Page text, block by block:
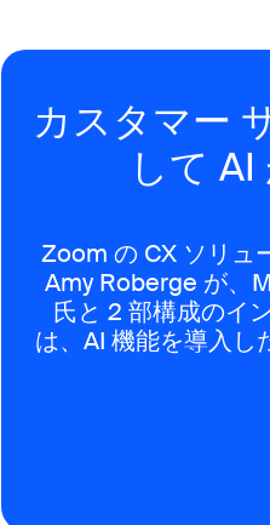
カスタマー
して
Zoom の CX ソリュ
Amy Roberge が、
氏と 2 部構成のイ
は、AI 機能を導入し